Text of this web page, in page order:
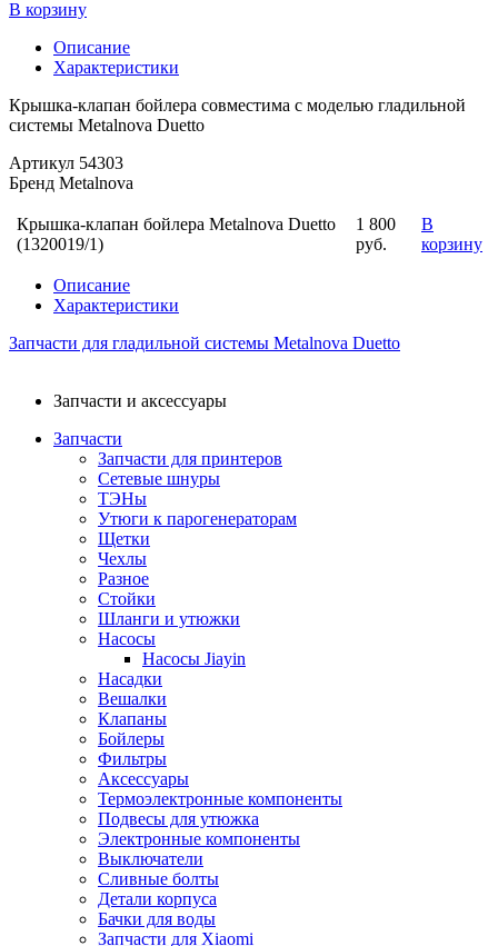
В корзину
Описание
Характеристики
Крышка-клапан бойлера совместима с моделью гладильной
системы Metalnova Duetto
Артикул 54303
Бренд Metalnova
Крышка-клапан бойлера Metalnova Duetto
(1320019/1)
1 800
руб.
В
корзину
Описание
Характеристики
Запчасти для гладильной системы Metalnova Duetto
Запчасти и аксессуары
Запчасти
Запчасти для принтеров
Сетевые шнуры
ТЭНы
Утюги к парогенераторам
Щетки
Чехлы
Разное
Стойки
Шланги и утюжки
Насосы
Насосы Jiayin
Насадки
Вешалки
Клапаны
Бойлеры
Фильтры
Аксессуары
Термоэлектронные компоненты
Подвесы для утюжка
Электронные компоненты
Выключатели
Сливные болты
Детали корпуса
Бачки для воды
Запчасти для Xiaomi